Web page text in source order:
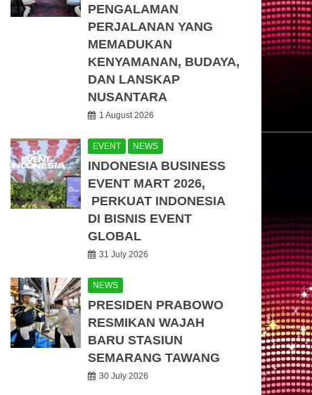
PENGALAMAN
PERJALANAN YANG
MEMADUKAN
KENYAMANAN, BUDAYA,
DAN LANSKAP
NUSANTARA
1 August 2026
EVENT NEWS
INDONESIA BUSINESS
EVENT MART 2026,
PERKUAT INDONESIA
DI BISNIS EVENT
GLOBAL
31 July 2026
NEWS
PRESIDEN PRABOWO
RESMIKAN WAJAH
BARU STASIUN
SEMARANG TAWANG
30 July 2026